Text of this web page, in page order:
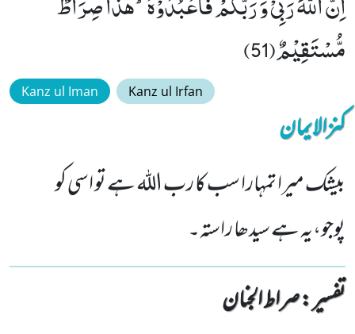
مُّسْتَقِیْمٌ(51)
Kanz ul Iman Kanz ul Irfan
کنزالایمان
بیشک میرا تمہارا سب کا رب اللہ ہے تو اسی کو
پوجو،یہ ہے سیدھا راستہ۔
تفسیر : ‎صراط الجنان